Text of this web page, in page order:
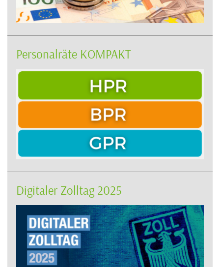
Personalräte KOMPAKT
Digitaler Zolltag 2025